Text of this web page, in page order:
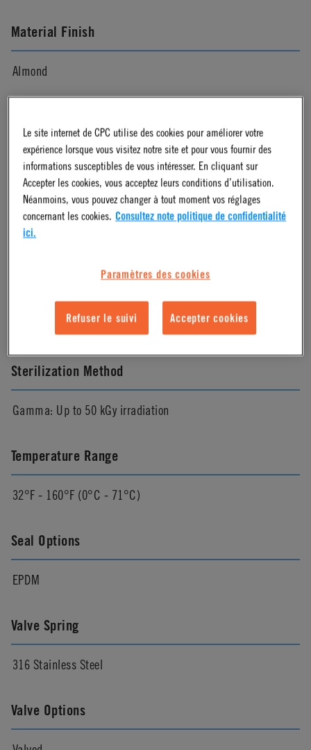
Material Finish
Almond
Vacuum to 120 psi, 8.3 bar
Color
Almond
Mounting Option
Panel Mount
Sterilization Method
Gamma: Up to 50 kGy irradiation
Temperature Range
32°F - 160°F (0°C - 71°C)
Seal Options
EPDM
Valve Spring
316 Stainless Steel
Valve Options
Le site internet de CPC utilise des cookies pour améliorer votre
expérience lorsque vous visitez notre site et pour vous fournir des
informations susceptibles de vous intéresser. En cliquant sur
Accepter les cookies, vous acceptez leurs conditions d’utilisation.
Néanmoins, vous pouvez changer à tout moment vos réglages
concernant les cookies. Consultez note politique de confidentialité
ici.
Paramètres des cookies
Refuser le suivi Accepter cookies